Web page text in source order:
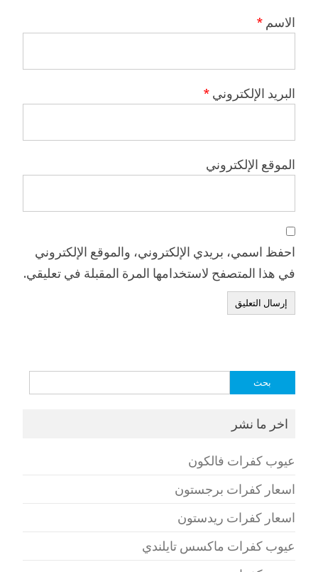
الاسم *
البريد الإلكتروني *
الموقع الإلكتروني
احفظ اسمي، بريدي الإلكتروني، والموقع الإلكتروني
في هذا المتصفح لاستخدامها المرة المقبلة في تعليقي.
البحث
اخر ما نشر
عيوب كفرات فالكون
اسعار كفرات برجستون
اسعار كفرات ريدستون
عيوب كفرات ماكسس تايلندي